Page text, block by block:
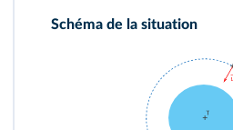
Schéma de la situation